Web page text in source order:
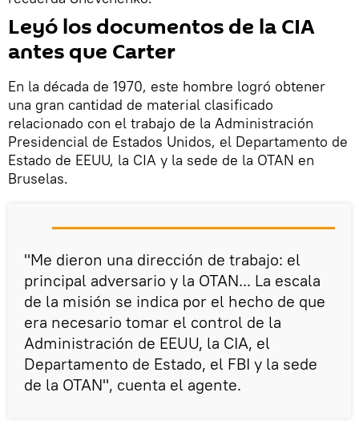
Leyó los documentos de la CIA
antes que Carter
En la década de 1970, este hombre logró obtener
una gran cantidad de material clasificado
relacionado con el trabajo de la Administración
Presidencial de Estados Unidos, el Departamento de
Estado de EEUU, la CIA y la sede de la OTAN en
Bruselas.
"Me dieron una dirección de trabajo: el
principal adversario y la OTAN... La escala
de la misión se indica por el hecho de que
era necesario tomar el control de la
Administración de EEUU, la CIA, el
Departamento de Estado, el FBI y la sede
de la OTAN", cuenta el agente.